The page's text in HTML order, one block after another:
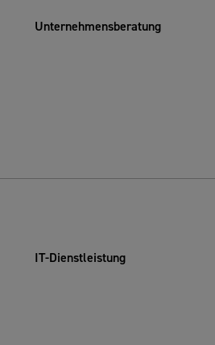
Unternehmensberatung
IT-Dienstleistung